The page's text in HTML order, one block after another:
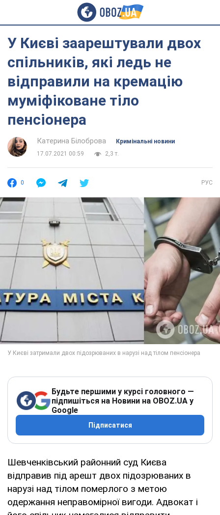
У Києві заарештували двох
спільників, які ледь не
відправили на кремацію
муміфіковане тіло
пенсіонера
Катерина Білоброва
Кримінальні новини
17.07.2021 00:59
2,3 т.
0 РУС
Будьте першими у курсі головного —
підпишіться на Новини на OBOZ.UA у
Google
Підписатися
Шевченківський районний суд Києва
відправив під арешт двох підозрюваних в
нарузі над тілом померлого з метою
одержання неправомірної вигоди. Адвокат і